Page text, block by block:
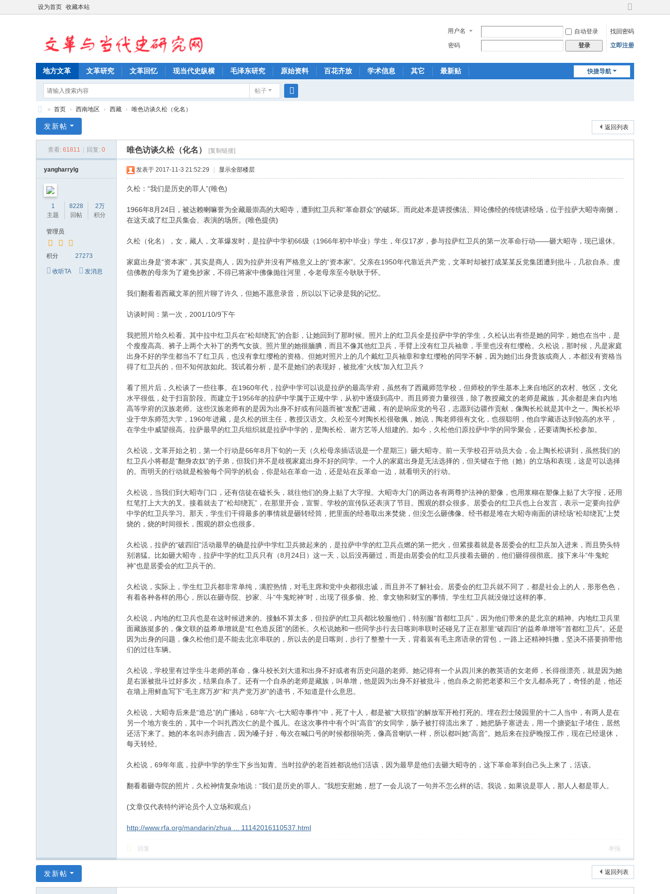
设为首页 收藏本站
切
到
宽
用户名 自动登录
找回密码
密码
登录 立即注册
快捷导航
地方文革 文革研究 文革回忆 现当代史纵横 毛泽东研究 原始资料 百花齐放 学术信息 其它 最新贴
帖子
革
» 首页 › 西南地区 › 西藏 › 唯色访谈久松（化名）
返回列表
发新帖
查看: 61811 回复: 0 唯色访谈久松（化名） [复制链接]
yangharrylg
1
主题
8228
回帖
2万
积分
管理员
积分 27273
收听TA 发消息
发表于 2017-11-3 21:52:29 显示全部楼层
久松：“我们是历史的罪人”(唯色)
1966年8月24日，被达赖喇嘛誉为全藏最崇高的大昭寺，遭到红卫兵和“革命群众”的破坏。而此处本是讲授佛法、辩论佛经的传统讲经场，位于拉萨大昭寺南侧，
在这天成了红卫兵集会、表演的场所。(唯色提供)
久松（化名），女，藏人，文革爆发时，是拉萨中学初66级（1966年初中毕业）学生，年仅17岁，参与拉萨红卫兵的第一次革命行动——砸大昭寺，现已退休。
家庭出身是“资本家”，其实是商人，因为拉萨并没有严格意义上的“资本家”。父亲在1950年代靠近共产党，文革时却被打成某某反党集团遭到批斗，几欲自杀。虔
信佛教的母亲为了避免抄家，不得已将家中佛像抛往河里，令老母亲至今耿耿于怀。
我们翻看着西藏文革的照片聊了许久，但她不愿意录音，所以以下记录是我的记忆。
访谈时间：第一次，2001/10/9下午
我把照片给久松看。其中拉中红卫兵在“松却绕瓦”的合影，让她回到了那时候。照片上的红卫兵全是拉萨中学的学生，久松认出有些是她的同学，她也在当中，是
个瘦瘦高高、裤子上两个大补丁的秀气女孩。照片里的她很腼腆，而且不像其他红卫兵，手臂上没有红卫兵袖章，手里也没有红缨枪。久松说，那时候，凡是家庭
出身不好的学生都当不了红卫兵，也没有拿红缨枪的资格。但她对照片上的几个戴红卫兵袖章和拿红缨枪的同学不解，因为她们出身贵族或商人，本都没有资格当
得了红卫兵的，但不知何故如此。我试着分析，是不是她们的表现好，被批准“火线”加入红卫兵？
看了照片后，久松谈了一些往事。在1960年代，拉萨中学可以说是拉萨的最高学府，虽然有了西藏师范学校，但师校的学生基本上来自地区的农村、牧区，文化
水平很低，处于扫盲阶段。而建立于1956年的拉萨中学属于正规中学，从初中逐级到高中。而且师资力量很强，除了教授藏文的老师是藏族，其余都是来自内地
高等学府的汉族老师。这些汉族老师有的是因为出身不好或有问题而被“发配”进藏，有的是响应党的号召，志愿到边疆作贡献，像陶长松就是其中之一。陶长松毕
业于华东师范大学，1960年进藏，是久松的班主任，教授汉语文。久松至今对陶长松很敬佩，她说，陶老师很有文化，也很聪明，他自学藏语达到较高的水平，
在学生中威望很高。拉萨最早的红卫兵组织就是拉萨中学的，是陶长松、谢方艺等人组建的。如今，久松他们原拉萨中学的同学聚会，还要请陶长松参加。
久松说，文革开始之初，第一个行动是66年8月下旬的一天（久松母亲插话说是一个星期三）砸大昭寺。前一天学校召开动员大会，会上陶长松讲到，虽然我们的
红卫兵小将都是“翻身农奴”的子弟，但我们并不是歧视家庭出身不好的同学。一个人的家庭出身是无法选择的，但关键在于他（她）的立场和表现，这是可以选择
的。而明天的行动就是检验每个同学的机会，你是站在革命一边，还是站在反革命一边，就看明天的行动。
久松说，当我们到大昭寺门口，还有信徒在磕长头，就往他们的身上贴了大字报。大昭寺大门的两边各有两尊护法神的塑像，也用浆糊在塑像上贴了大字报，还用
红笔打上大大的叉。接着就去了“松却绕瓦”，在那里开会，宣誓。学校的宣传队还表演了节目。围观的群众很多。居委会的红卫兵也上台发言，表示一定要向拉萨
中学的红卫兵学习。那天，学生们干得最多的事情就是砸转经筒，把里面的经卷取出来焚烧，但没怎么砸佛像。经书都是堆在大昭寺南面的讲经场“松却绕瓦”上焚
烧的，烧的时间很长，围观的群众也很多。
久松说，拉萨的“破四旧”活动最早的确是拉萨中学红卫兵掀起来的，是拉萨中学的红卫兵点燃的第一把火，但紧接着就是各居委会的红卫兵加入进来，而且势头特
别汹猛。比如砸大昭寺，拉萨中学的红卫兵只有（8月24日）这一天，以后没再砸过，而是由居委会的红卫兵接着去砸的，他们砸得很彻底。接下来斗“牛鬼蛇
神”也是居委会的红卫兵干的。
久松说，实际上，学生红卫兵都非常单纯，满腔热情，对毛主席和党中央都很忠诚，而且并不了解社会。居委会的红卫兵就不同了，都是社会上的人，形形色色，
有着各种各样的用心，所以在砸寺院、抄家、斗“牛鬼蛇神”时，出现了很多偷、抢、拿文物和财宝的事情。学生红卫兵就没做过这样的事。
久松说，内地的红卫兵也是在这时候进来的。接触不算太多，但拉萨的红卫兵都比较服他们，特别服“首都红卫兵”，因为他们带来的是北京的精神。内地红卫兵里
面藏族挺多的，像文联的益希单增就是“红色造反团”的团长。久松说她和一些同学步行去日喀则串联时还碰见了正在那里“破四旧”的益希单增等“首都红卫兵”。还是
因为出身的问题，像久松他们是不能去北京串联的，所以去的是日喀则，步行了整整十一天，背着装有毛主席语录的背包，一路上还精神抖擞，坚决不搭要捎带他
们的过往车辆。
久松说，学校里有过学生斗老师的革命，像斗校长刘大道和出身不好或者有历史问题的老师。她记得有一个从四川来的教英语的女老师，长得很漂亮，就是因为她
是右派被批斗过好多次，结果自杀了。还有一个自杀的老师是藏族，叫单增，他是因为出身不好被批斗，他自杀之前把老婆和三个女儿都杀死了，奇怪的是，他还
在墙上用鲜血写下“毛主席万岁”和“共产党万岁”的遗书，不知道是什么意思。
久松说，大昭寺后来是“造总”的广播站，68年“六·七大昭寺事件”中，死了十人，都是被“大联指”的解放军开枪打死的。埋在烈士陵园里的十二人当中，有两人是在
另一个地方丧生的，其中一个叫扎西次仁的是个孤儿。在这次事件中有个叫“高音”的女同学，肠子被打得流出来了，她把肠子塞进去，用一个搪瓷缸子堵住，居然
还活下来了。她的本名叫赤列曲吉，因为嗓子好，每次在喊口号的时候都很响亮，像高音喇叭一样，所以都叫她“高音”。她后来在拉萨晚报工作，现在已经退休，
每天转经。
久松说，69年年底，拉萨中学的学生下乡当知青。当时拉萨的老百姓都说他们活该，因为最早是他们去砸大昭寺的，这下革命革到自己头上来了，活该。
翻看着砸寺院的照片，久松神情复杂地说：“我们是历史的罪人。”我想安慰她，想了一会儿说了一句并不怎么样的话。我说，如果说是罪人，那人人都是罪人。
(文章仅代表特约评论员个人立场和观点）
http://www.rfa.org/mandarin/zhua ... 11142016110537.html
回复 举报
返回列表
发新帖